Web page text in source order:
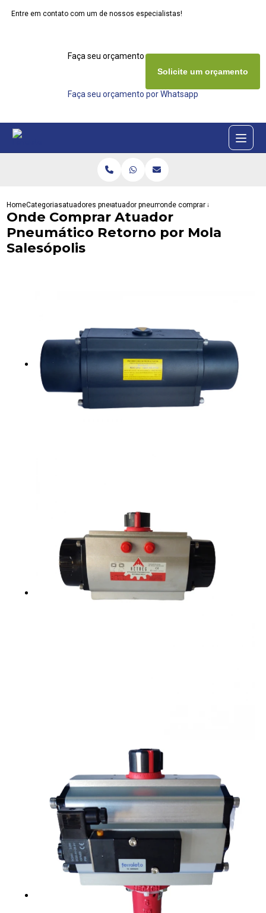
Entre em contato com um de nossos especialistas!
Faça seu orçamento agora mesmo
Faça seu orçamento por Whatsapp
Solicite um orçamento
HomeCategoriasatuadores pneumaticosatuador pneumatico actonde comprar atuador
Onde Comprar Atuador
Pneumático Retorno por Mola
Salesópolis